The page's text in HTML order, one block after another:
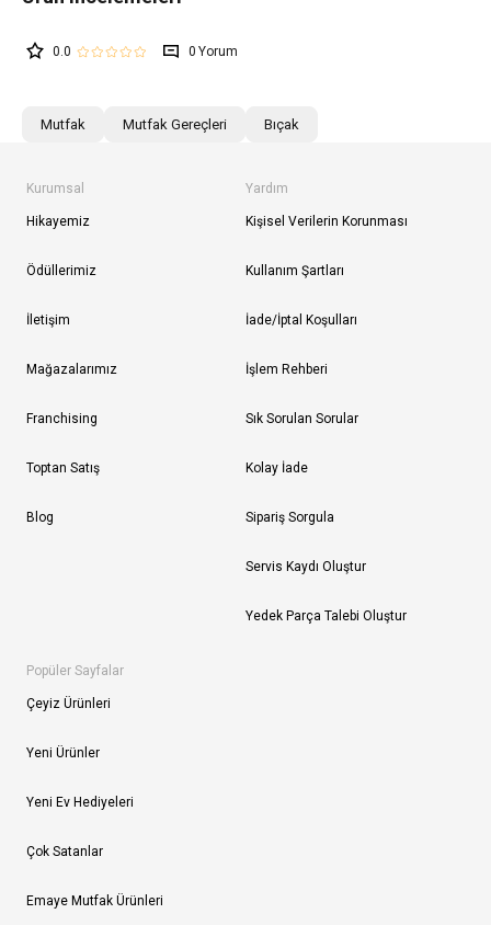
0.0 0
Mutfak Mutfak Gereçleri Bıçak
Kurumsal
Hikayemiz
Ödüllerimiz
İletişim
Mağazalarımız
Franchising
Toptan Satış
Blog
Yardım
Kişisel Verilerin Korunması
Kullanım Şartları
İade/İptal Koşulları
İşlem Rehberi
Sık Sorulan Sorular
Kolay İade
Sipariş Sorgula
Servis Kaydı Oluştur
Yedek Parça Talebi Oluştur
Popüler Sayfalar
Çeyiz Ürünleri
Yeni Ürünler
Yeni Ev Hediyeleri
Çok Satanlar
Emaye Mutfak Ürünleri